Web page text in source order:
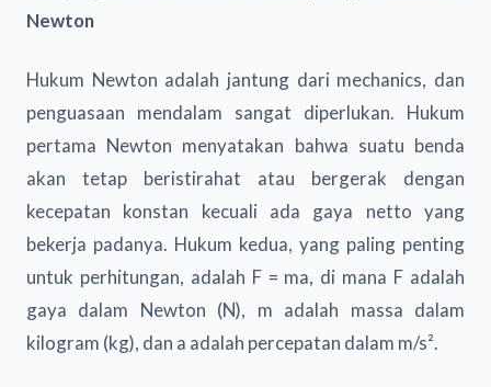
Newton
Hukum Newton adalah jantung dari mechanics, dan
penguasaan mendalam sangat diperlukan. Hukum
pertama Newton menyatakan bahwa suatu benda
akan tetap beristirahat atau bergerak dengan
kecepatan konstan kecuali ada gaya netto yang
bekerja padanya. Hukum kedua, yang paling penting
untuk perhitungan, adalah F = ma, di mana F adalah
gaya dalam Newton (N), m adalah massa dalam
kilogram (kg), dan a adalah percepatan dalam m/s².